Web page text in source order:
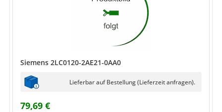
Siemens 2LC0120-2AE21-0AA0
Lieferbar auf Bestellung (Lieferzeit anfragen).
79,69 €